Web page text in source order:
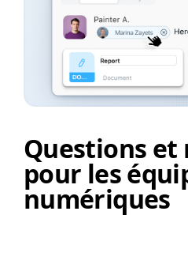
Questions et
pour les
numériques